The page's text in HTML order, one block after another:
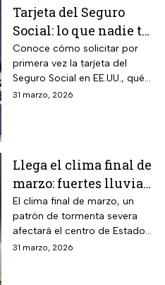
Tarjeta del Seguro
Social: lo que nadie te
cuenta sobre cómo
obtenerla o
reemplazarla
Conoce cómo solicitar por
primera vez la tarjeta del
Seguro Social en EE.UU., qué
hacer para reemplazarla y
31 marzo, 2026
Llega el clima final de
marzo: fuertes lluvias
y riesgo de
inundaciones en EUA
El clima final de marzo, un
patrón de tormenta severa
afectará el centro de Estados
Unidos esta semana, dejará
31 marzo, 2026